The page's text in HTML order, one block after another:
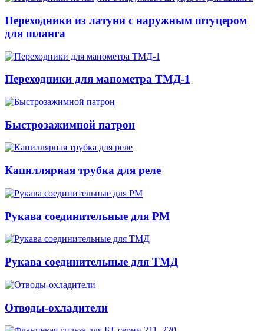
Переходники из латуни с наружным штуцером
для шланга
Переходники для манометра ТМД-1
Быстрозажимной патрон
Капиллярная трубка для реле
Рукава соединительные для РМ
Рукава соединительные для ТМД
Отводы-охладители